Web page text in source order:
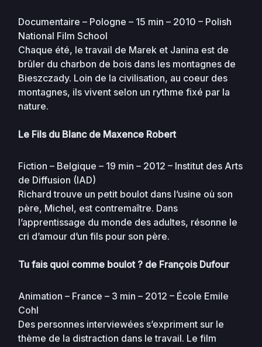
Documentaire – Pologne – 15 min – 2010 – Polish
National Film School
Chaque été, le travail de Marek et Janina est de
brûler du charbon de bois dans les montagnes de
Bieszczady. Loin de la civilisation, au coeur des
montagnes, ils vivent selon un rythme fixé par la
nature.
Le Fils du Blanc de Maxence Robert
Fiction – Belgique – 19 min – 2012 – Institut des Arts
de Diffusion (IAD)
Richard trouve un petit boulot dans l’usine où son
père, Michel, est contremaître. Dans
l’apprentissage du monde des adultes, résonne le
cri d’amour d’un fils pour son père.
Tu fais quoi comme boulot ? de François Dufour
Animation – France – 3 min – 2012 – École Emile
Cohl
Des personnes interviewées s’expriment sur le
thème de la distraction dans le travail. Le film